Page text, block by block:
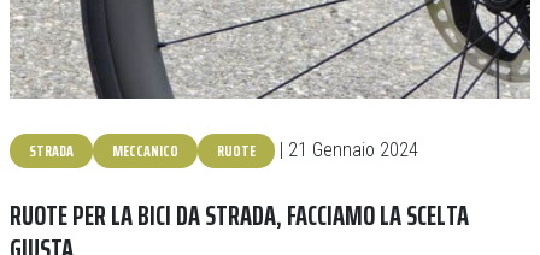
STRADA MECCANICO RUOTE | 21 Gennaio 2024
RUOTE PER LA BICI DA STRADA, FACCIAMO LA SCELTA